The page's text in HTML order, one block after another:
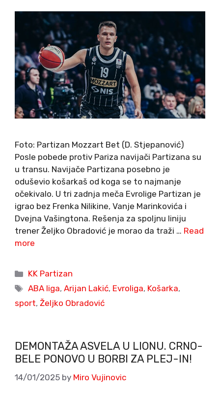
Foto: Partizan Mozzart Bet (D. Stjepanović)
Posle pobede protiv Pariza navijači Partizana su
u transu. Navijače Partizana posebno je
oduševio košarkaš od koga se to najmanje
očekivalo. U tri zadnja meča Evrolige Partizan je
igrao bez Frenka Nilikine, Vanje Marinkovića i
Dvejna Vašingtona. Rešenja za spoljnu liniju
trener Željko Obradović je morao da traži … Read
more
Categories
KK Partizan
Tags
ABA liga,Arijan Lakić, Evroliga, Košarka,
sport, Željko Obradović
DEMONTAŽA ASVELA U LIONU. CRNO-
BELE PONOVO U BORBI ZA PLEJ-IN!
14/01/2025 by Miro Vujinovic